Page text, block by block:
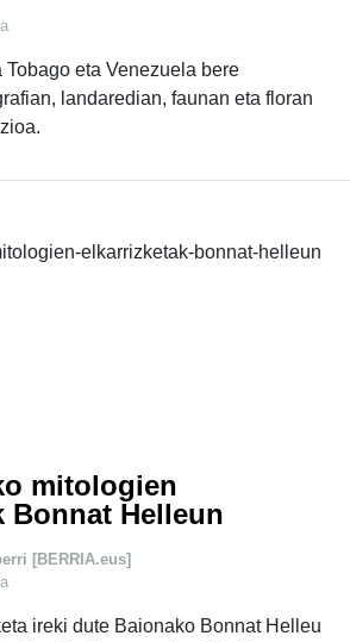
eta Venezuela bere
landaredian, faunan eta floran
mitologien
Bonnat Helleun
[BERRIA.eus]
ireki dute Baionako Bonnat Helleu